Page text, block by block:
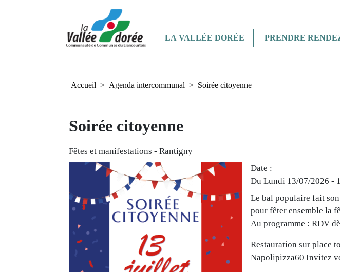
LA VALLÉE DORÉE PRENDRE
Accueil Agenda intercommunal Soirée citoyenne
Soirée citoyenne
Fêtes et manifestations - Rantigny
Date
Du Lundi 13/07/2026 -
Le bal populaire fait
pour fêter ensemble la
Au programme : RDV
Restauration sur place
Napolipizza60 Invitez